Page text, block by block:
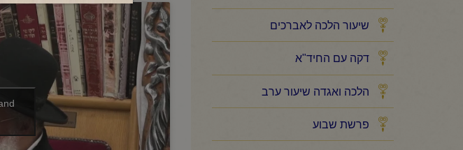
שיעור הלכה לאברכים
דקה עם החיד"א
הלכה ואגדה שיעור ערב
פרשת שבוע